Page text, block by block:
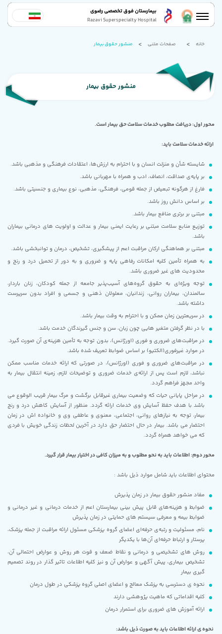
بیمارستان فوق تخصصی رضوی
Razavi Superspecialty Hospital
خانه صفحات متنی منشور حقوق بیمار
منشور حقوق بیمار
محور اول: دریافت مطلوب خدمات سلامت حق بیمار است.
ارائه خدمات سلامت باید:
شایسته شأن و منزلت انسان و با احترام به ارزش‌ها، اعتقادات فرهنگی و مذهبی باشد.
بر پایه‌ی صداقت، انصاف، ادب و همراه با مهربانی باشد.
فارغ از هرگونه تبعیض از جمله قومی، فرهنگی، مذهبی، نوع بیماری و جنسیتی باشد.
بر اساس دانش روز باشد.
مبتنی بر برتری منافع بیمار باشد.
توزیع منابع سلامت مبتنی بر رعایت ایمنی بیمار و عدالت و اولویت های درمانی بیماران‌
باشد.
مبتنی بر هماهنگی ارکان مراقبت اعم از پیشگیری، تشخیص، درمان و توانبخشی باشد.
به همراه تأمین کلیه امکانات رفاهی پایه و ضروری و به دور از تحمیل درد و رنج و
محدودیت های غیر ضروری باشد.
توجه ویژه‌ای به حقوق گروه‌های آسیب‌پذیر جامعه از جمله کودکان، زنان باردار،
سالمندان، بیماران روانی، زندانیان، معلولان ذهنی و جسمی و افراد بدون سرپرست
داشته باشد.
در سریعترین زمان ممکن و با احترام به وقت بیمار باشد.
با در نظر گرفتن متغیر هایی چون زبان، سن و جنس گیرندگان خدمت باشد.
در مراقبت‌های ضروری و فوری (اورژانس)، بدون توجه به تأمین هزینه‌ی آن صورت گیرد.
در موارد غیرفوری(الکتیو) بر اساس ضوابط تعریف شده باشد.
در مراقبت‌های ضروری و فوری (اورژانس)، در صورتی که ارائه خدمات مناسب ممکن
نباشد، لازم است پس از ارائه‌ی خدمات ضروری و توضیحات لازم، زمینه انتقال بیمار به
واحد مجهز فراهم گردد.
در مراحل پایانی حیات که وضعیت بیماری غیرقابل برگشت و مرگ بیمار قریب الوقوع می
باشد با هدف حفظ آسایش وی خدمات ارائه گردد. منظور از آسایش کاهش درد و رنج
بیمار، توجه به نیازهای روانی، اجتماعی، معنوی و عاطفی وی و خانواده اش در زمان
احتضار می باشد. بیمار در حال احتضار حق دارد در آخرین لحظات زندگی خویش با فردی
که می خواهد همراه گردد.
محور دوم: اطلاعات باید به نحو مطلوب و به میزان کافی در اختیار بیمار قرار گیرد.
محتوای اطلاعات باید شامل موارد ذیل باشد :
مفاد منشور حقوق بیمار در زمان پذیرش
ضوابط و هزینه‌های قابل پیش بینی بیمارستان اعم از خدمات درمانی و غیر درمانی و
ضوابط بیمه و معرفی سیستم های حمایتی در زمان پذیرش
نام، مسئولیت و رتبه‌ی حرفه‌ای اعضای گروه پزشکی مسئول ارائه مراقبت از جمله پزشک،
پرستار و ارتباط حرفه‌ای آن‌ها با یکدیگر
روش های تشخیصی و درمانی و نقاط ضعف و قوت هر روش و عوارض احتمالی آن،
تشخیص بیماری، پیش آگهی و عوارض آن و نیز کلیه اطلاعات تاثیر گذار در روند تصمیم
گیری بیمار
نحوه ی دسترسی به پزشک معالج و اعضای اصلی گروه پزشکی در طول درمان
کلیه اقداماتی که ماهیت پژوهشی دارند
ارائه آموزش های ضروری برای استمرار درمان
نحوه ی ارائه اطلاعات باید به صورت ذیل باشد: